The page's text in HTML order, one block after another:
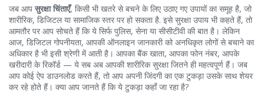
जब आप सुरक्षा चिंताएँ, किसी भी खतरे से बचने के लिए उठाए गए उपायों का समूह है, जो
शारीरिक, डिजिटल या सामाजिक स्तर पर हो सकता है. इसेसुरक्षा उपाय भी कहते हैं, तो
आमतौर पर आप सोचते हैं कि ये सिर्फ पुलिस, सेना या सीसीटीवी की बात है। लेकिन
आज, डिजिटल गोपनीयता, आपकी ऑनलाइन जानकारी को अनधिकृत लोगों से बचाने का
अधिकार है भी इसी श्रेणी में आती है। आपका बैंक खाता, आपका फोन नंबर, आपके
खरीदारी के रिकॉर्ड — ये सब अब आपकी शारीरिक सुरक्षा जितने ही महत्वपूर्ण हैं। जब
आप कोई ऐप डाउनलोड करते हैं, तो आप अपनी जिंदगी का एक टुकड़ा उसके साथ शेयर
कर रहे होते हैं। क्या आप जानते हैं कि ये टुकड़ा कहाँ जा रहा है?